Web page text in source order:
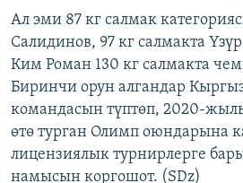
Ал эми 87 кг салмак
Салидинов, 97 кг салмакта
Ким Роман 130 кг салмакта
Биринчи орун алгандар
командасын түптөп, 2020-
өтө турган Олимп оюндарына
лицензиялык турнирлерге
намысын коргошот. (SDz)